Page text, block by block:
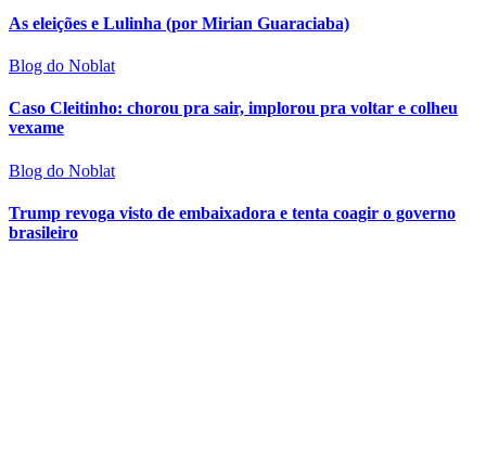
As eleições e Lulinha (por Mirian Guaraciaba)
Blog do Noblat
Caso Cleitinho: chorou pra sair, implorou pra voltar e colheu
vexame
Blog do Noblat
Trump revoga visto de embaixadora e tenta coagir o governo
brasileiro